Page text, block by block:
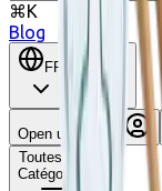
⌘K
Blog
FR
Open user menu
Toutes les
Catégories